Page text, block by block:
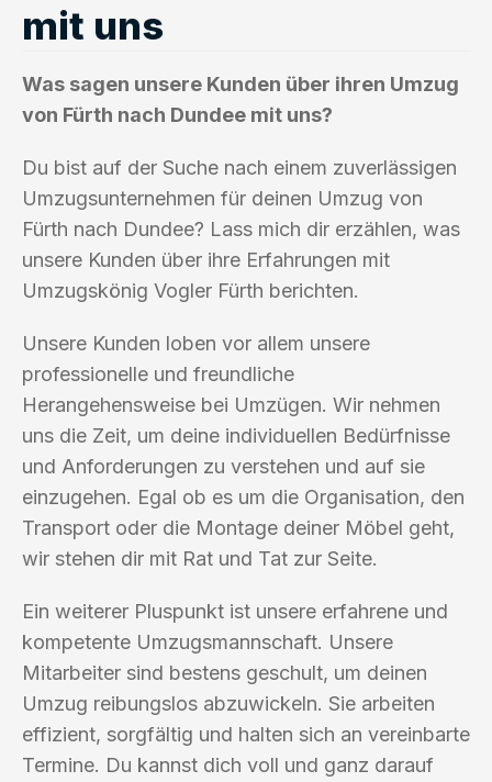
mit uns
Was sagen unsere Kunden über ihren Umzug
von Fürth nach Dundee mit uns?
Du bist auf der Suche nach einem zuverlässigen
Umzugsunternehmen für deinen Umzug von
Fürth nach Dundee? Lass mich dir erzählen, was
unsere Kunden über ihre Erfahrungen mit
Umzugskönig Vogler Fürth berichten.
Unsere Kunden loben vor allem unsere
professionelle und freundliche
Herangehensweise bei Umzügen. Wir nehmen
uns die Zeit, um deine individuellen Bedürfnisse
und Anforderungen zu verstehen und auf sie
einzugehen. Egal ob es um die Organisation, den
Transport oder die Montage deiner Möbel geht,
wir stehen dir mit Rat und Tat zur Seite.
Ein weiterer Pluspunkt ist unsere erfahrene und
kompetente Umzugsmannschaft. Unsere
Mitarbeiter sind bestens geschult, um deinen
Umzug reibungslos abzuwickeln. Sie arbeiten
effizient, sorgfältig und halten sich an vereinbarte
Termine. Du kannst dich voll und ganz darauf